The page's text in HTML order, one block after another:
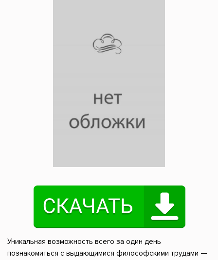
Уникальная возможность всего за один день
познакомиться с выдающимися философскими трудами —